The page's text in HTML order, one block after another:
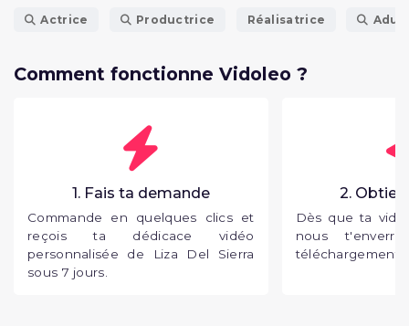
Actrice Productrice Réalisatrice
Comment fonctionne Vidoleo ?
1. Fais ta demande
Commande en quelques clics et
reçois ta dédicace vidéo
personnalisée de Liza Del Sierra
sous 7 jours.
2.
Dès que ta
nous
téléchargement